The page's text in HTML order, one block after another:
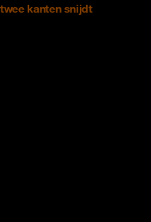
kanten snijdt